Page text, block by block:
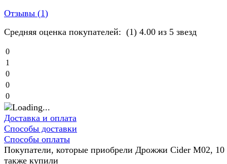
Отзывы (1)
Средняя оценка покупателей: (1) 4.00 из 5 звезд
0
1
0
0
0
Доставка и оплата
Способы доставки
Способы оплаты
Покупатели, которые приобрели Дрожжи Cider M02, 10
также купили